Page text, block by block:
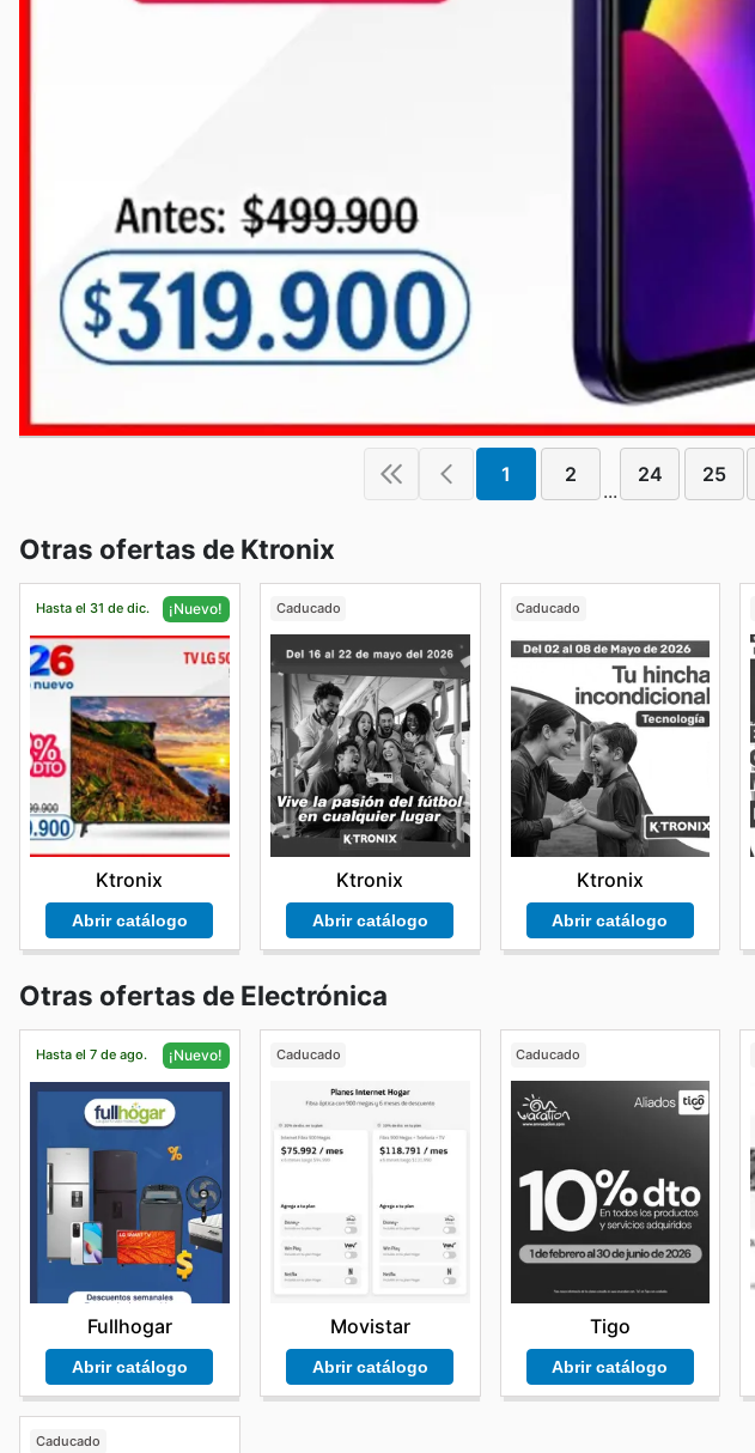
1 2
...
24 25
Otras ofertas de Ktronix
Hasta el 31 de dic. ¡Nuevo!
Ktronix
Abrir catálogo
Caducado
Ktronix
Abrir catálogo
Caducado
Ktronix
Abrir catálogo
Otras ofertas de Electrónica
Hasta el 7 de ago. ¡Nuevo!
Fullhogar
Abrir catálogo
Caducado
Movistar
Abrir catálogo
Caducado
Tigo
Abrir catálogo
Caducado